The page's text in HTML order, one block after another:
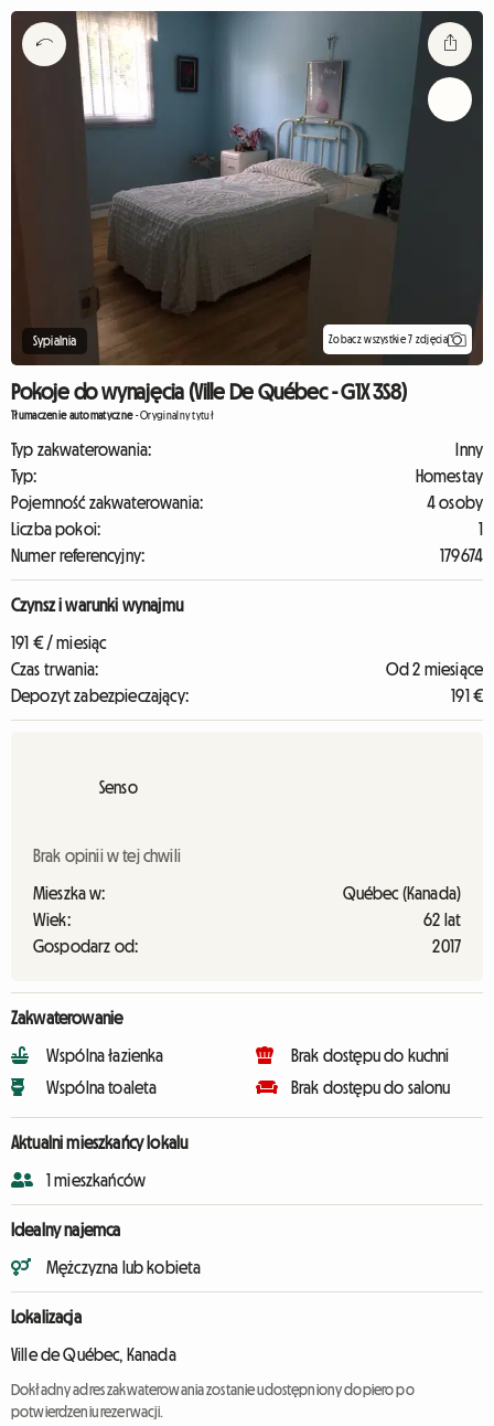
Sypialnia Zobacz wszystkie 7 zdjęcia
Pokoje do wynajęcia (Ville De Québec - G1X 3S8)
Tłumaczenie automatyczne-Oryginalny tytuł
Typ zakwaterowania:
Inny
Typ:
Homestay
Pojemność zakwaterowania:
4 osoby
Liczba pokoi:
1
Numer referencyjny:
179674
Czynsz i warunki wynajmu
191 € / miesiąc
Czas trwania:
Od 2 miesiące
Depozyt zabezpieczający:
191 €
Senso
Brak opinii w tej chwili
Mieszka w:
Québec (Kanada)
Wiek:
62 lat
Gospodarz od:
2017
Zakwaterowanie
Wspólna łazienka
Wspólna toaleta
Brak dostępu do kuchni
Brak dostępu do salonu
Aktualni mieszkańcy lokalu
1 mieszkańców
Idealny najemca
Mężczyzna lub kobieta
Lokalizacja
Ville de Québec, Kanada
Dokładny adres zakwaterowania zostanie udostępniony dopiero po
potwierdzeniu rezerwacji.